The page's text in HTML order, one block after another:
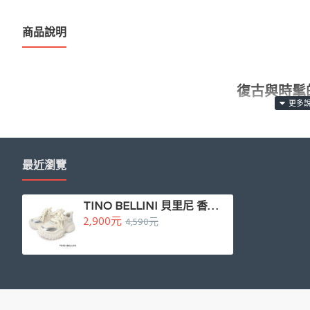
商品說明
復古與時髦
商品尺寸：鞋底厚度：6.5CM
最近瀏覽
TINO BELLINI 貝里尼 香港進口 老爹鞋 復古 時髦 休閒鞋 運動鞋LB0V020-0(白色)
2,900元 4,590元